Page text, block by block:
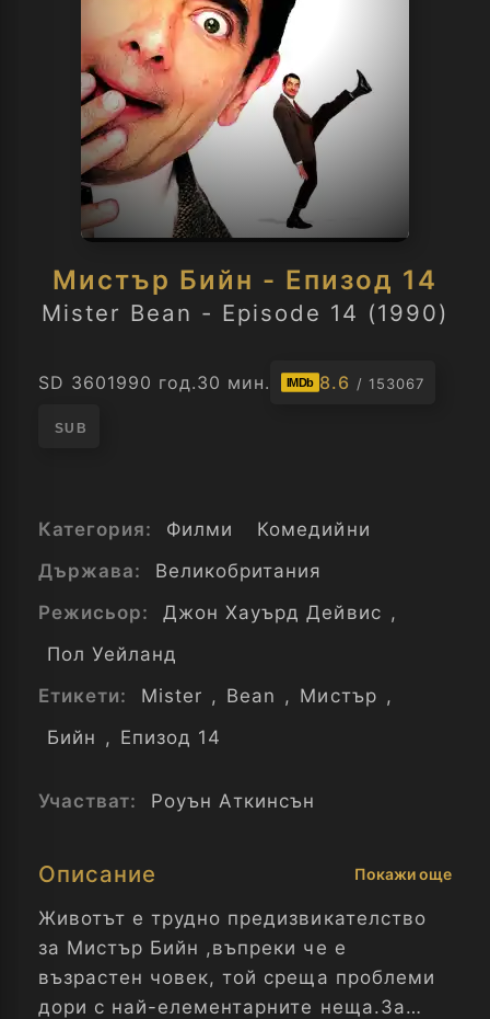
Мистър Бийн - Епизод 14
Mister Bean - Episode 14 (1990)
SD 3601990 год.30 мин. IMDb 8.6 / 153067
SUB
Категория: Филми
Комедийни
Държава:
Великобритания
Режисьор:
Джон Хауърд Дейвис ,
Пол Уейланд
Етикети:
Mister , Bean , Мистър ,
Бийн , Епизод 14
Участват: Роуън Аткинсън
Описание Покажи още
Животът е трудно предизвикателство
за Мистър Бийн ,въпреки че e
възрастен човек, той среща проблеми
дори с най-елементарните неща.За